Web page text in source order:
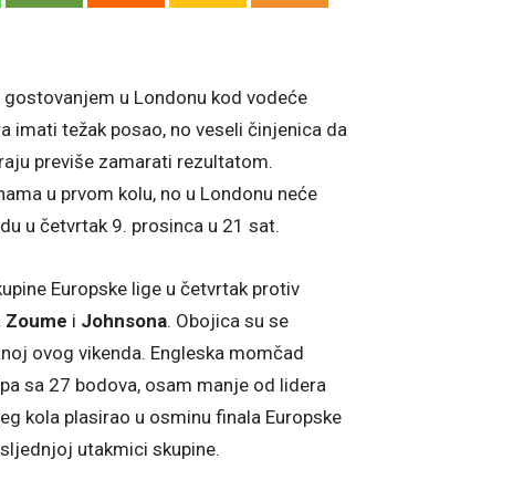
u Londonu kod vodeće
imati težak posao, no veseli činjenica da
previše zamarati rezultatom.
u prvom kolu, no u Londonu neće
u četvrtak 9. prosinca u 21 sat.
Europske lige u četvrtak protiv
Zoume i Johnsona. Obojica su se
ovog vikenda. Engleska momčad
sa 27 bodova, osam manje od lidera
kola plasirao u osminu finala Europske
utakmici skupine.